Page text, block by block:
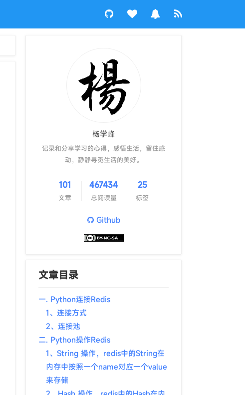
杨学峰
记录和分享学习的心得，感悟生活，留住感
动，静静寻觅生活的美好。
101
文章
467434
总阅读量
25
标签
Github
文章目录
一. Python连接Redis
1、连接方式
2、连接池
二. Python操作Redis
1、String 操作，redis中的String在
内存中按照一个name对应一个value
来存储